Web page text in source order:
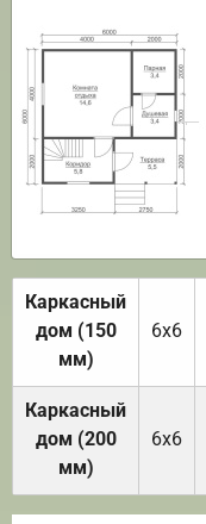
Каркасный
дом (150
мм)
6х6
Каркасный
дом (200
мм)
6х6